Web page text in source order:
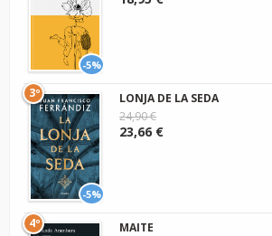
-5%
-5%
3º
LONJA DE LA SEDA
24,90 €
23,66 €
4º
MAITE